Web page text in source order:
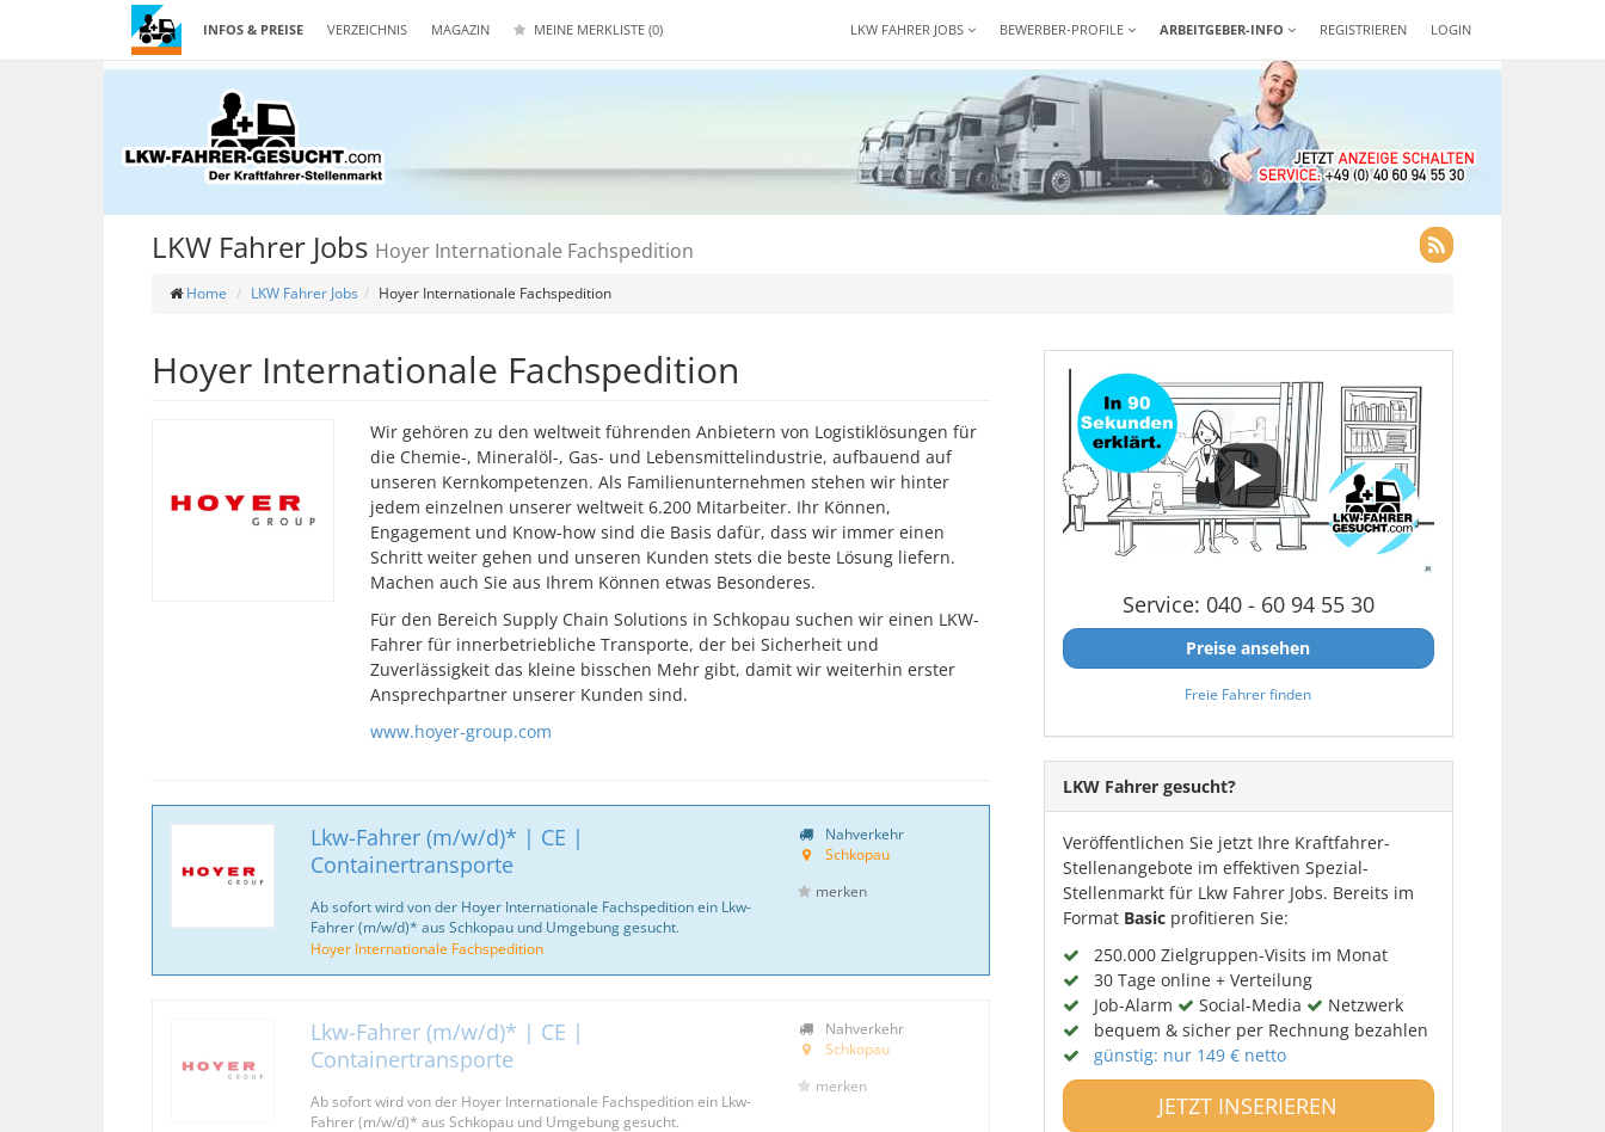
INFOS & PREISE VERZEICHNIS MAGAZIN MEINE MERKLISTE (0) REGISTRIEREN LOGIN
LKW FAHRER JOBS BEWERBER-PROFILE ARBEITGEBER-INFO
LKW Fahrer Jobs Hoyer Internationale Fachspedition
Home LKW Fahrer Jobs Hoyer Internationale Fachspedition
Hoyer Internationale Fachspedition
Wir gehören zu den weltweit führenden Anbietern von Logistiklösungen für
die Chemie-, Mineralöl-, Gas- und Lebensmittelindustrie, aufbauend auf
unseren Kernkompetenzen. Als Familienunternehmen stehen wir hinter
jedem einzelnen unserer weltweit 6.200 Mitarbeiter. Ihr Können,
Engagement und Know-how sind die Basis dafür, dass wir immer einen
Schritt weiter gehen und unseren Kunden stets die beste Lösung liefern.
Machen auch Sie aus Ihrem Können etwas Besonderes.
Für den Bereich Supply Chain Solutions in Schkopau suchen wir einen LKW-
Fahrer für innerbetriebliche Transporte, der bei Sicherheit und
Zuverlässigkeit das kleine bisschen Mehr gibt, damit wir weiterhin erster
Ansprechpartner unserer Kunden sind.
www.hoyer-group.com
Lkw-Fahrer (m/w/d)* | CE |
Containertransporte
Ab sofort wird von der Hoyer Internationale Fachspedition ein Lkw-
Fahrer (m/w/d)* aus Schkopau und Umgebung gesucht.
Hoyer Internationale Fachspedition
Nahverkehr
Schkopau
merken
Lkw-Fahrer (m/w/d)* | CE |
Containertransporte
Ab sofort wird von der Hoyer Internationale Fachspedition ein Lkw-
Fahrer (m/w/d)* aus Schkopau und Umgebung gesucht.
Nahverkehr
Schkopau
merken
Service: 040 - 60 94 55 30
Preise ansehen
Freie Fahrer finden
LKW Fahrer gesucht?
Veröffentlichen Sie jetzt Ihre Kraftfahrer-
Stellenangebote im effektiven Spezial-
Stellenmarkt für Lkw Fahrer Jobs. Bereits im
Format Basicprofitieren Sie:
250.000 Zielgruppen-Visits im Monat
30 Tage online + Verteilung
Job-Alarm
Social-Media
Netzwerk
bequem & sicher per Rechnung bezahlen
günstig: nur 149 € netto
JETZT INSERIEREN